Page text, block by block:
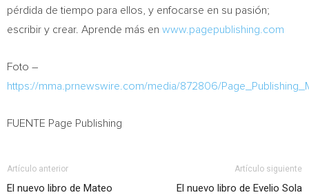
pérdida de tiempo para ellos, y enfocarse en su pasión;
escribir y crear. Aprende más en www.pagepublishing.com
Foto –
https://mma.prnewswire.com/media/872806/
FUENTE Page Publishing
Artículo anterior
El nuevo libro de Mateo
Artículo siguiente
El nuevo libro de Evelio Sola